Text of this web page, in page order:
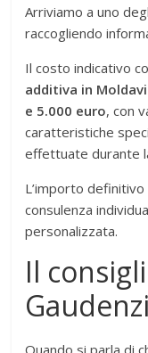
Arriviamo a uno
raccogliendo
Il costo indicativo
additiva in
e 5.000 euro, con
caratteristiche
effettuate durante
L’importo
consulenza
personalizzata.
Il